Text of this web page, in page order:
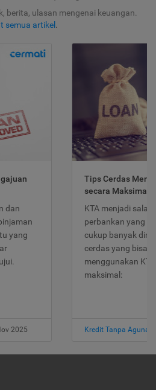
berita, ulasan mengenai keuangan.
semua artikel .
dan
yang
2025
Tips Cerdas
secara Maksimal
KTA menjadi
perbankan yang
cukup banyak
cerdas yang bisa
menggunakan
maksimal:
Kredit Tanpa Agunan